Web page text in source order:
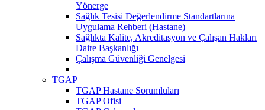
Yönerge
Sağlık Tesisi Değerlendirme Standartlarına
Uygulama Rehberi (Hastane)
Sağlıkta Kalite, Akreditasyon ve Çalışan Hakları
Daire Başkanlığı
Çalışma Güvenliği Genelgesi
TGAP
TGAP Hastane Sorumluları
TGAP Ofisi